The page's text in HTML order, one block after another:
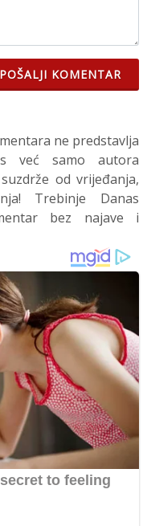
POŠALJI KOMENTAR
ne predstavlja
već samo autora
od vrijeđanja,
Trebinje Danas
bez najave i